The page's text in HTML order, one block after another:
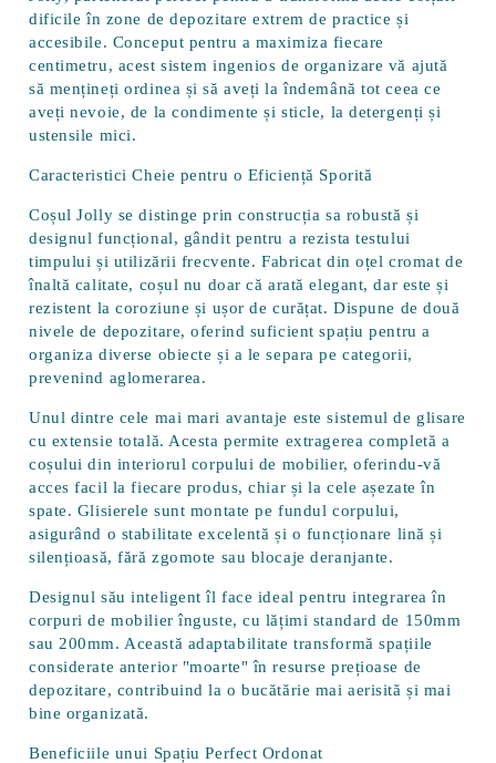
dificile în zone de depozitare extrem de practice și
accesibile. Conceput pentru a maximiza fiecare
centimetru, acest sistem ingenios de organizare vă ajută
să mențineți ordinea și să aveți la îndemână tot ceea ce
aveți nevoie, de la condimente și sticle, la detergenți și
ustensile mici.
Caracteristici Cheie pentru o Eficiență Sporită
Coșul Jolly se distinge prin construcția sa robustă și
designul funcțional, gândit pentru a rezista testului
timpului și utilizării frecvente. Fabricat dinoțel cromat de
înaltă calitate, coșul nu doar că arată elegant, dar este și
rezistent la coroziune și ușor de curățat. Dispune dedouă
nivele de depozitare, oferind suficient spațiu pentru a
organiza diverse obiecte și a le separa pe categorii,
prevenind aglomerarea.
Unul dintre cele mai mari avantaje estesistemul de glisare
cu extensie totală. Acesta permite extragerea completă a
coșului din interiorul corpului de mobilier, oferindu-vă
acces facil la fiecare produs, chiar și la cele așezate în
spate. Glisierele sunt montate pe fundul corpului,
asigurând o stabilitate excelentă și o funcționare lină și
silențioasă, fără zgomote sau blocaje deranjante.
Designul său inteligent îl face ideal pentru integrarea în
corpuri de mobilier înguste, cu lățimi standard de 150mm
sau 200mm. Această adaptabilitate transformă spațiile
considerate anterior "moarte" în resurse prețioase de
depozitare, contribuind la o bucătărie mai aerisită și mai
bine organizată.
Beneficiile unui Spațiu Perfect Ordonat